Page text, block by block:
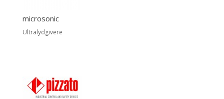
microsonic
Ultralydgivere